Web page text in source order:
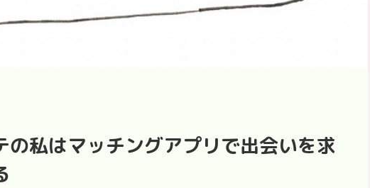
の私はマッチングアプリで出会いを求